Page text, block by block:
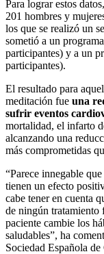
Para lograr estos
201 hombres y
los que se realizó un
sometió a un
participantes) y a un
participantes).
El resultado para
meditación fue una
sufrir eventos
mortalidad, el infarto
alcanzando una
más comprometidas
“Parece innegable
tienen un efecto
cabe tener en cuenta
de ningún tratamiento
paciente cambie los
saludables”, ha
Sociedad Española